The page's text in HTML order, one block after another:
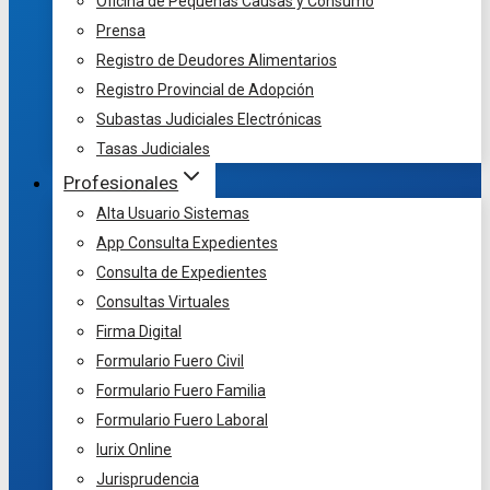
Prensa
Registro de Deudores Alimentarios
Registro Provincial de Adopción
Subastas Judiciales Electrónicas
Tasas Judiciales
Profesionales
Alta Usuario Sistemas
App Consulta Expedientes
Consulta de Expedientes
Consultas Virtuales
Firma Digital
Formulario Fuero Civil
Formulario Fuero Familia
Formulario Fuero Laboral
Iurix Online
Jurisprudencia